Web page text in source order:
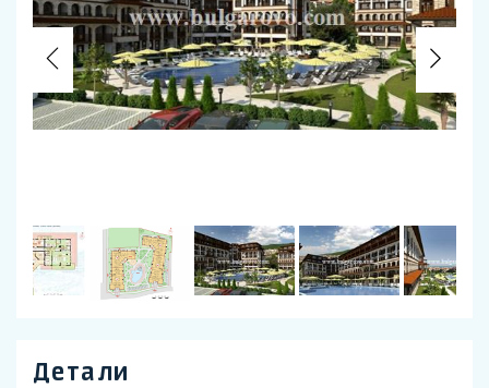
Previous
Детали